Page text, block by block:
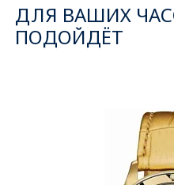
ДЛЯ ВАШИХ
ПОДОЙДЁТ